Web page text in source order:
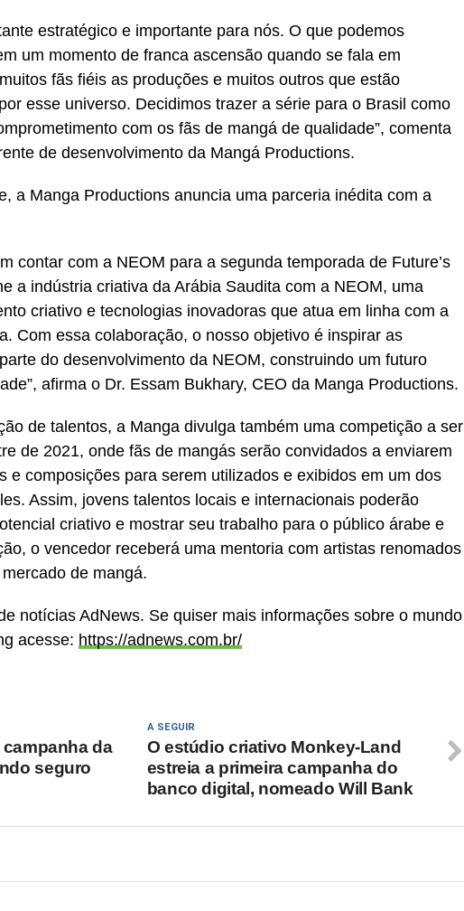
estratégico e importante para nós. O que podemos
um momento de franca ascensão quando se fala em
fãs fiéis as produções e muitos outros que estão
esse universo. Decidimos trazer a série para o Brasil como
com os fãs de mangá de qualidade”, comenta
de desenvolvimento da Mangá Productions.
a Manga Productions anuncia uma parceria inédita com a
contar com a NEOM para a segunda temporada de Future’s
a indústria criativa da Arábia Saudita com a NEOM, uma
criativo e tecnologias inovadoras que atua em linha com a
Com essa colaboração, o nosso objetivo é inspirar as
do desenvolvimento da NEOM, construindo um futuro
afirma o Dr. Essam Bukhary, CEO da Manga Productions.
de talentos, a Manga divulga também uma competição a ser
de 2021, onde fãs de mangás serão convidados a enviarem
e composições para serem utilizados e exibidos em um dos
Assim, jovens talentos locais e internacionais poderão
criativo e mostrar seu trabalho para o público árabe e
o vencedor receberá uma mentoria com artistas renomados
de mangá.
notícias AdNews. Se quiser mais informações sobre o mundo
acesse: https://adnews.com.br/
A SEGUIR
O estúdio criativo Monkey-Land
estreia a primeira campanha do
banco digital, nomeado Will Bank
da
seguro